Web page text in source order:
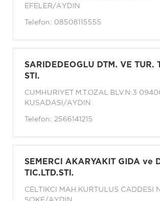
EFELER/AYDIN
Telefon: 08508115555
SARIDEDEOGLU DTM. VE TUR.
STI.
CUMHURIYET M.T.OZAL BLV.N:3
KUSADASI/AYDIN
Telefon: 2566141215
SEMERCI AKARYAKIT GIDA ve
TIC.LTD.STI.
CELTIKCI MAH.KURTULUS CADDESI